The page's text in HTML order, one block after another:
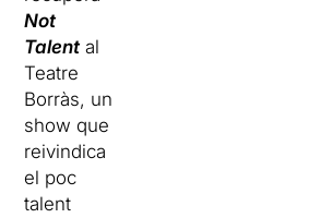
Not
Talental
Teatre
Borràs, un
show que
reivindica
el poc
talent